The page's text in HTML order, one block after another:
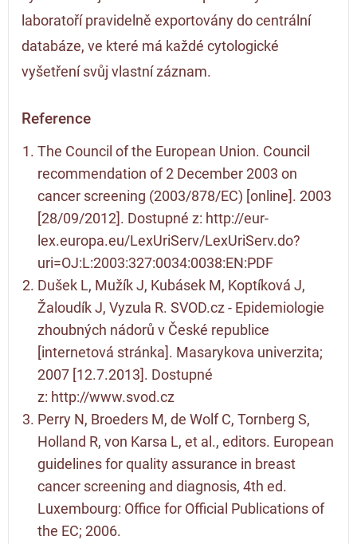
laboratoří pravidelně exportovány do centrální
databáze, ve které má každé cytologické
vyšetření svůj vlastní záznam.
Reference
The Council of the European Union. Council
recommendation of 2 December 2003 on
cancer screening (2003/878/EC) [online]. 2003
[28/09/2012]. Dostupné z: http://eur-
lex.europa.eu/LexUriServ/LexUriServ.do?
uri=OJ:L:2003:327:0034:0038:EN:PDF
Dušek L, Mužík J, Kubásek M, Koptíková J,
Žaloudík J, Vyzula R. SVOD.cz - Epidemiologie
zhoubných nádorů v České republice
[internetová stránka]. Masarykova univerzita;
2007 [12.7.2013]. Dostupné
z: http://www.svod.cz
Perry N, Broeders M, de Wolf C, Tornberg S,
Holland R, von Karsa L, et al., editors. European
guidelines for quality assurance in breast
cancer screening and diagnosis, 4th ed.
Luxembourg: Office for Official Publications of
the EC; 2006.